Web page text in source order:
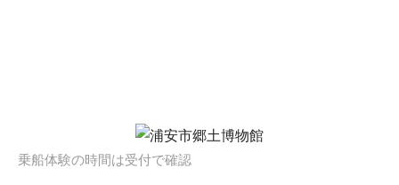
乗船体験の時間は受付で確認